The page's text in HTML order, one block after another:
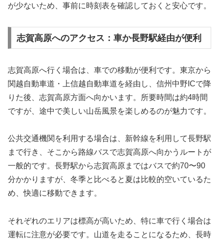
が少ないため、事前に時刻表を確認しておくと安心です。
志賀高原へのアクセス：車か長野駅経由が便利
志賀高原へ行く場合は、車での移動が便利です。東京から
関越自動車道・上信越自動車道を経由し、信州中野ICで降
りた後、志賀高原方面へ向かいます。所要時間は約4時間
ですが、途中で美しい山岳風景を楽しめるのが魅力です。
公共交通機関を利用する場合は、新幹線を利用して長野駅
まで行き、そこから路線バスで志賀高原へ向かうルートが
一般的です。長野駅から志賀高原まではバスで約70〜90
分かかりますが、冬季と比べると夏は比較的空いているた
め、快適に移動できます。
それぞれのエリアは標高が高いため、特に車で行く場合は
運転に注意が必要です。山道を走ることになるため、長時